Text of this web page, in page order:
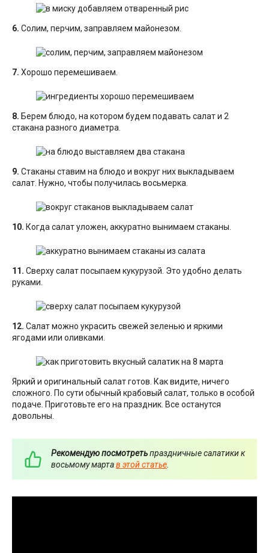
6. Солим, перчим, заправляем майонезом.
7. Хорошо перемешиваем.
8. Берем блюдо, на котором будем подавать салат и 2
стакана разного диаметра.
9. Стаканы ставим на блюдо и вокруг них выкладываем
салат. Нужно, чтобы получилась восьмерка.
10. Когда салат уложен, аккуратно вынимаем стаканы.
11. Сверху салат посыпаем кукурузой. Это удобно делать
руками.
12. Салат можно украсить свежей зеленью и яркими
ягодами или оливками.
Яркий и оригинальный салат готов. Как видите, ничего
сложного. По сути обычный крабовый салат, только в особой
подаче. Приготовьте его на праздник. Все останутся
довольны.
Рекомендую посмотретьпраздничные салатики к
восьмому мартав этой статье.